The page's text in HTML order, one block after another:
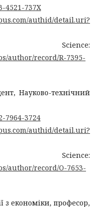
4521-737X
authid/detail.uri?
author/record/R-7395-
Науково-технічний
7964-3724
authid/detail.uri?
author/record/O-7653-
з економіки, професор,